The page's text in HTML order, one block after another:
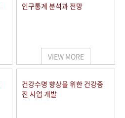
인구통계 분석과 전망
VIEW MORE
건강수명 향상을 위한 건강증
진 사업 개발